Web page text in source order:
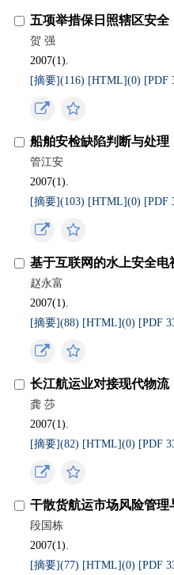
五项举措保日照辖区安全
贺 强
2007(1).
[摘要](116) [HTML](0) [PDF
船舶安检缺陷判断与处理
管江安
2007(1).
[摘要](103) [HTML](0) [PDF
基于互联网的水上安全电
赵永富
2007(1).
[摘要](88) [HTML](0) [PDF
长江航运业对接现代物流
龚 莎
2007(1).
[摘要](82) [HTML](0) [PDF
干散货航运市场风险管理
段国栋
2007(1).
[摘要](77) [HTML](0) [PDF